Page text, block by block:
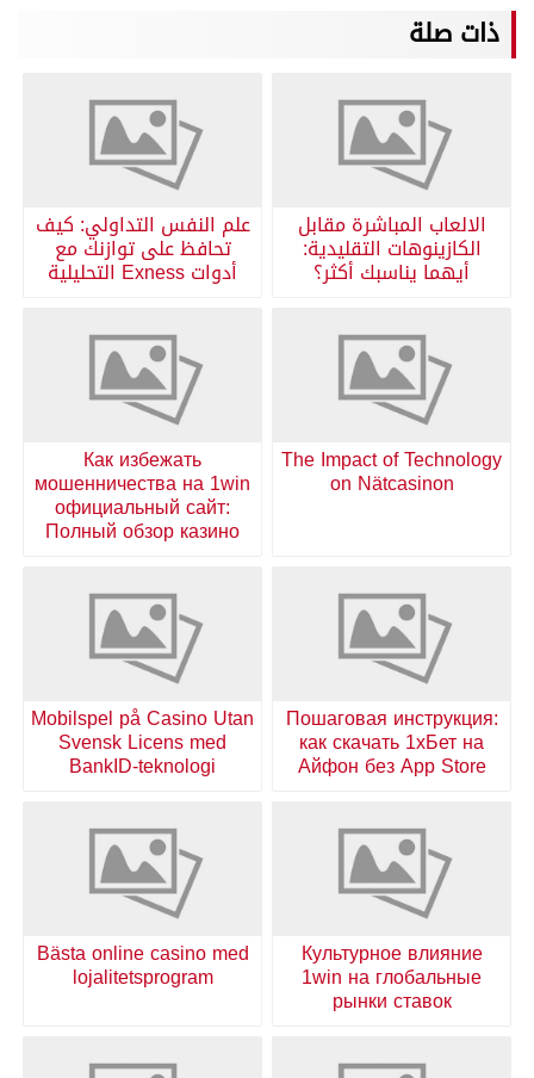
ذات صلة
الالعاب المباشرة مقابل
الكازينوهات التقليدية:
أيهما يناسبك أكثر؟
علم النفس التداولي: كيف
تحافظ على توازنك مع
أدوات Exness التحليلية
The Impact of Technology
on Nätcasinon
Как избежать
мошенничества на 1win
официальный сайт:
Полный обзор казино
Пошаговая инструкция:
как скачать 1хБет на
Айфон без App Store
Mobilspel på Casino Utan
Svensk Licens med
BankID-teknologi
Культурное влияние
1win на глобальные
рынки ставок
Bästa online casino med
lojalitetsprogram